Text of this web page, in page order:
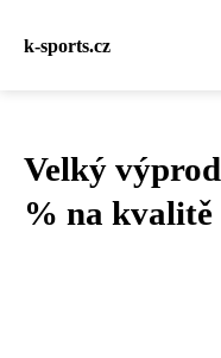
k-sports.cz
Velký
% na kvalitě